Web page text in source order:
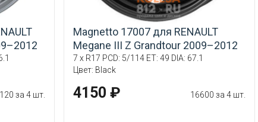
за 4 шт.
Magnetto 17007 для RENAULT
Megane III Z Grandtour 2009–2012
7 x R17 PCD: 5/114 ET: 49 DIA: 67.1
Цвет: Black
4150 ₽ 16600 за 4 шт.